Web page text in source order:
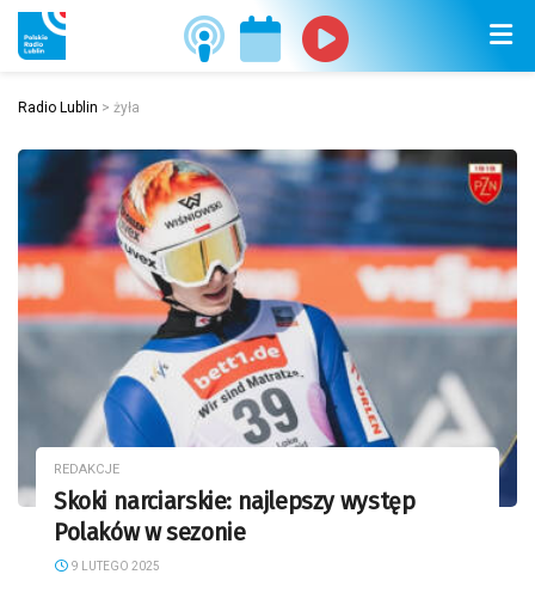
Radio Lublin > żyła
REDAKCJE
Skoki narciarskie: najlepszy występ
Polaków w sezonie
9 LUTEGO 2025